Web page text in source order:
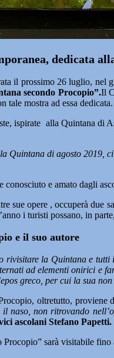
dedicata
il prossimo 26 luglio, nel
secondo Procopio”.Il
tale mostra ad essa dedicata.
ispirate alla Quintana di
Quintana di agosto 2019,
conosciuto e amato dagli
sue opere , occuperà
i turisti possano, in
e il suo autore
rivisitare la Quintana e
ad elementi onirici e
greco, per cui la sua
oltretutto, proviene
il naso, non ritrovando
ascolani Stefano Papetti.
sarà visitabile